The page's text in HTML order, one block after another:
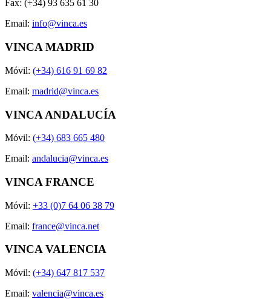
Fax: (+34) 93 635 61 30
Email: info@vinca.es
VINCA MADRID
Móvil: (+34) 616 91 69 82
Email: madrid@vinca.es
VINCA ANDALUCÍA
Móvil: (+34) 683 665 480
Email: andalucia@vinca.es
VINCA FRANCE
Móvil: +33 (0)7 64 06 38 79
Email: france@vinca.net
VINCA VALENCIA
Móvil: (+34) 647 817 537
Email: valencia@vinca.es